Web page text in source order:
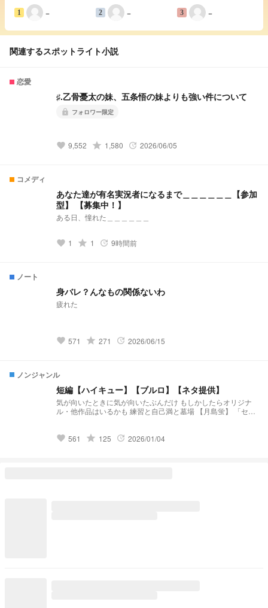
1 − 2 − 3 −
関連するスポットライト小説
恋愛
♯.乙骨憂太の妹、五条悟の妹よりも強い件について
lock フォロワー限定
favorite 9,552 grade 1,580 update 2026/06/05
コメディ
あなた達が有名実況者になるまで＿＿＿＿＿＿【参加
型】 【募集中！】
ある日、憧れた＿＿＿＿＿＿
favorite 1 grade 1 update 9時間前
ノート
身バレ？んなもの関係ないわ
疲れた
favorite 571 grade 271 update 2026/06/15
ノンジャンル
短編【ハイキュー】【ブルロ】【ネタ提供】
気が向いたときに気が向いたぶんだけ もしかしたらオリジナ
ル・他作品はいるかも 練習と自己満と墓場 【月島蛍】 「セレ
治】 「先輩、まだ独り身なんすか？(笑)」 小説になりました↓
favorite 561 grade 125 update 2026/01/04